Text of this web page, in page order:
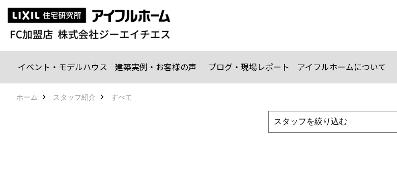
イベント・モデルハウス 建築実例・お客様の声 ブログ・現場レポート アイフルホームについて
ホーム スタッフ紹介 すべて